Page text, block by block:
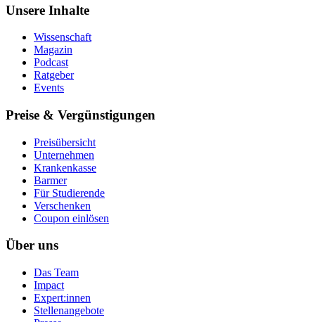
Unsere Inhalte
Wissenschaft
Magazin
Podcast
Ratgeber
Events
Preise & Vergünstigungen
Preisübersicht
Unternehmen
Krankenkasse
Barmer
Für Studierende
Ver­schen­ken
Coupon einlösen
Über uns
Das Team
Impact
Expert:innen
Stellenangebote